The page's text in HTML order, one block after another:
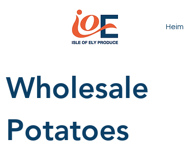
Heim
Wholesale
Potatoes